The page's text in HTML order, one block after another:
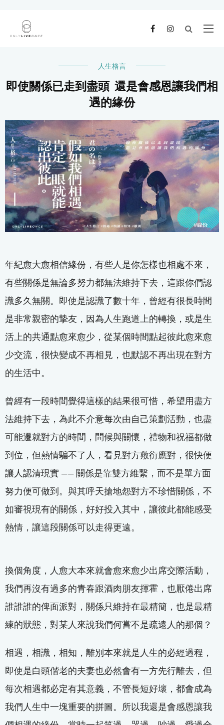
人生格言
即使關係已走到盡頭 還是會感恩讓我們相
遇的緣份
年紀愈大愈相信緣份，有些人是你怎樣也相處不來，
有些關係是無論多努力都無法維持下去，這跟你們認
識多久無關。即使是認識了數十年，曾經有很長時間
是非常親密的摯友，因為人生跑道上的轉換，或是生
活上的共通點愈來愈少，從某個時間點起彼此愈來愈
少交流，很快變成不再相見，也默認不再出現在對方
的生活中。
曾經有一段時間覺得這樣的結果很可惜，希望用盡方
法維持下去，為此不介意每次由自己策劃活動，也盡
可能遷就對方的時間，問候與關懷，禮物和祝福都做
到位，但熱情騙不了人，看見對方敷衍應對，很快便
讓人認清現實 —— 關係是靠雙方維繫，而不是單方面
努力便可做到。與其呼天搶地怨對方不珍惜關係，不
如審視現有的關係，好好投入其中，讓彼此都能感受
熱情，讓這段關係可以走得更遠。
換個角度，人愈大本來就會愈來愈少出席交際活動，
我們再沒有過多的青春跟酒肉朋友揮霍，也厭倦出席
誰誰誰的俾面派對，關係只維持在最精簡，也是最精
練的狀態，對某人來說我們何嘗不是疏遠人的那個？
相遇，相識，相知，離別本來就是人生的必經過程，
即使是白頭偕老的夫妻也必然會有一方先行離去，但
每次相遇都必定有其意義，不管長短好壞，都會成為
我們人生中一塊重要的拼圖。所以我還是會感恩讓我